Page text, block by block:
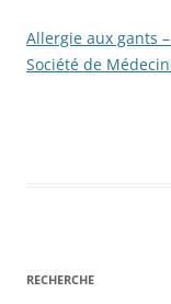
Allergie aux gants
Société de
RECHERCHE